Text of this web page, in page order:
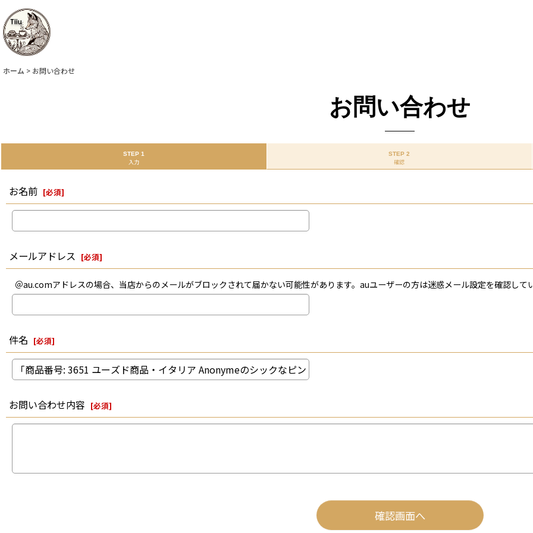
ホーム > お問い合わせ
お問い合わせ
STEP 1
入力
STEP 2
確認
お名前 [必須]
メールアドレス [必須]
＠au.comアドレスの場合、当店からのメールがブロックされて届かない可能性があります。auユーザーの方は迷惑メール設定を確認して
件名 [必須]
お問い合わせ内容 [必須]
確認画面へ